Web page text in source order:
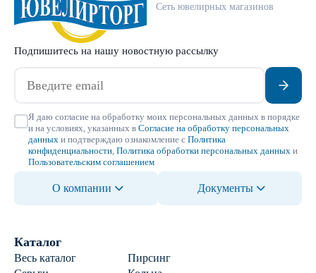
Сеть ювелирных магазинов
Подпишитесь на нашу новостную рассылку
Я даю согласие на обработку моих персональных данных в порядке
и на условиях, указанных в Согласие на обработку персональных
данных и подтверждаю ознакомление с Политика
конфиденциальности Политика обработки персональных данных и
Пользовательским соглашением
О компании Документы
Каталог
Весь каталог
Пирсинг